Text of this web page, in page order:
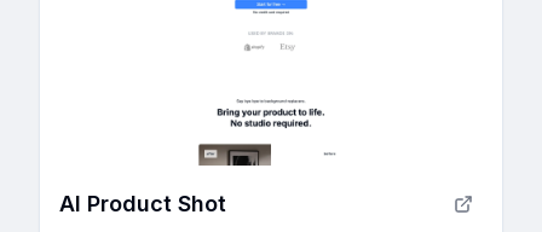
AI Product Shot